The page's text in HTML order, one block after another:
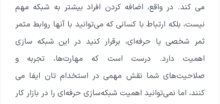
می کند. در واقع، اضافه کردن افراد بیشتر به شبکه ‌مهم
نیست، بلکه ارتباط با کسانی که می‌توانید با آنها روابط مثمر
ثمر شخصی یا حرفه‌ای، برقرار کنید در این شبکه سازی
اهمیت دارد. درست است که مهارت‌ها، تجربه و
صلاحیت‌های شما نقش مهمی در استخدام تان ایفا می
کنند، اما نمی‌توانید اهمیت شبکه‌سازی حرفه‌ای را در بازار کار